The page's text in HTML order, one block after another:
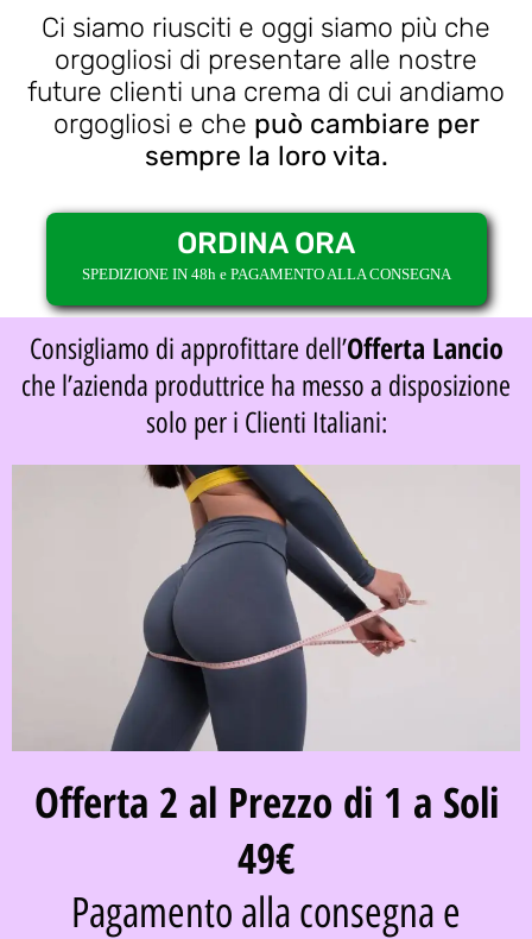
Ci siamo riusciti e oggi siamo più che
orgogliosi di presentare alle nostre
future clienti una crema di cui andiamo
orgogliosi e che può cambiare per
sempre la loro vita.
ORDINA ORA
SPEDIZIONE IN 48h e PAGAMENTO ALLA CONSEGNA
Consigliamo di approfittare dell’Offerta Lancio
che l’azienda produttrice ha messo a disposizione
solo per i Clienti Italiani:
Offerta 2 al Prezzo di 1 a Soli
49€
Pagamento alla consegna e